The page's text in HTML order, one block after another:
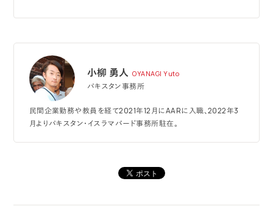
小柳 勇人 OYANAGI Yuto
パキスタン事務所
民間企業勤務や教員を経て2021年12月にAARに入職、2022年3
月よりパキスタン・イスラマバード事務所駐在。